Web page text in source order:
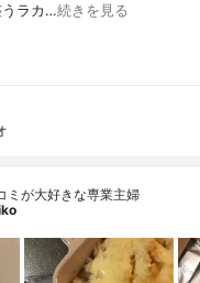
うラカ…続きを見る
ミが大好きな専業主婦